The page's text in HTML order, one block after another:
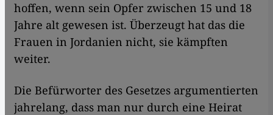
hoffen, wenn sein Opfer zwischen 15 und 18
Jahre alt gewesen ist. Überzeugt hat das die
Frauen in Jordanien nicht, sie kämpften
weiter.
Die Befürworter des Gesetzes argumentierten
jahrelang, dass man nur durch eine Heirat